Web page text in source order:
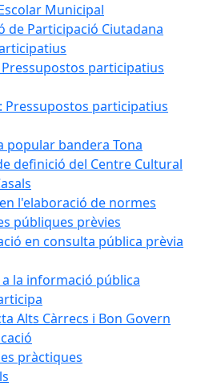
Municipal
de Participació Ciutadana
Pressupostos participatius
Pressupostos participatius
popular bandera Tona
definició del Centre Cultural
l'elaboració de normes
públiques prèvies
en consulta pública prèvia
la informació pública
Alts Càrrecs i Bon Govern
pràctiques